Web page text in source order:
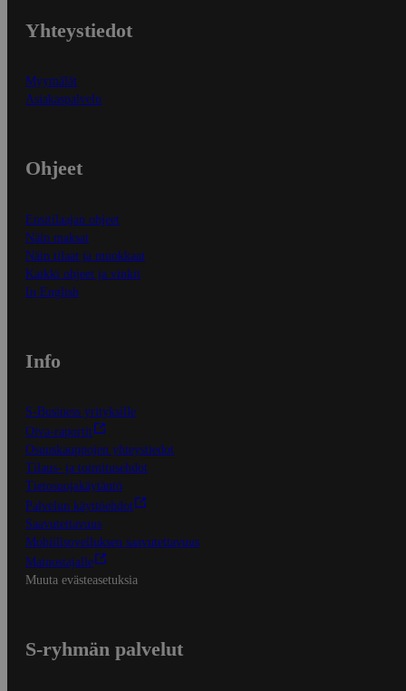
Yhteystiedot
Myymälät
Asiakaspalvelu
Ohjeet
Ensitilaajan ohjeet
Näin maksat
Näin tilaat ja muokkaat
Kaikki ohjeet ja vinkit
In English
Info
S-Business yrityksille
Oiva-raportit
Osuuskauppojen yhteystiedot
Tilaus- ja toimitusehdot
Tietosuojakäytäntö
Palvelun käyttöehdot
Saavutettavuus
Mobiilisovelluksen saavutettavuus
Mainostajalle
Muuta evästeasetuksia
S-ryhmän palvelut